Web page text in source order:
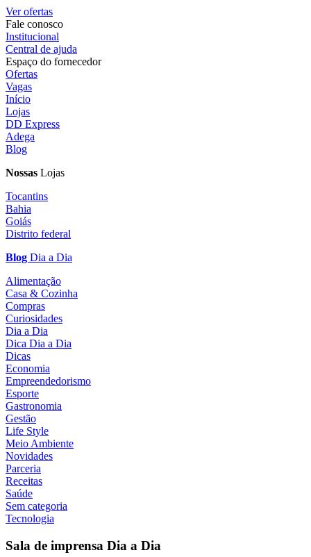
Ver ofertas
Fale conosco
Institucional
Central de ajuda
Espaço do fornecedor
Ofertas
Vagas
Início
Lojas
DD Express
Adega
Blog
Nossas Lojas
Tocantins
Bahia
Goiás
Distrito federal
Blog Dia a Dia
Alimentação
Casa & Cozinha
Compras
Curiosidades
Dia a Dia
Dica Dia a Dia
Dicas
Economia
Empreendedorismo
Esporte
Gastronomia
Gestão
Life Style
Meio Ambiente
Novidades
Parceria
Receitas
Saúde
Sem categoria
Tecnologia
Sala de imprensa Dia a Dia